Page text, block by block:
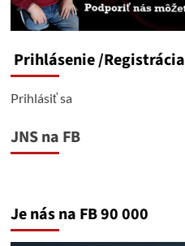
Prihlásenie/Registrácia
Prihlásiť sa
JNS na FB
Je nás na FB 90 000